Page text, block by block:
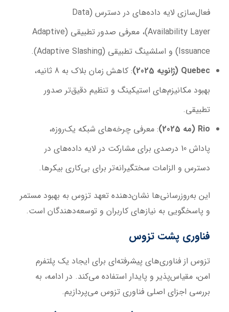
فعال‌سازی لایه داده‌های در دسترس (Data
Availability Layer)، معرفی صدور تطبیقی (Adaptive
Issuance) و اسلشینگ تطبیقی (Adaptive Slashing).
Quebec ( ژانویه 2025 )
: کاهش زمان بلاک به 8 ثانیه،
بهبود مکانیزم‌های استیکینگ و تنظیم دقیق‌تر صدور
تطبیقی.
Rio ( مه 2025 ): معرفی چرخه‌های شبکه یک‌روزه،
پاداش 10 درصدی برای مشارکت در لایه داده‌های در
دسترس و الزامات سختگیرانه‌تر برای بی‌کاری بیکرها.
این به‌روزرسانی‌ها نشان‌دهنده تعهد تزوس به بهبود مستمر
و پاسخگویی به نیازهای کاربران و توسعه‌دهندگان است.
فناوری پشت تزوس
تزوس از فناوری‌های پیشرفته‌ای برای ایجاد یک پلتفرم
امن، مقیاس‌پذیر و پایدار استفاده می‌کند. در ادامه، به
بررسی اجزای اصلی فناوری تزوس می‌پردازیم.